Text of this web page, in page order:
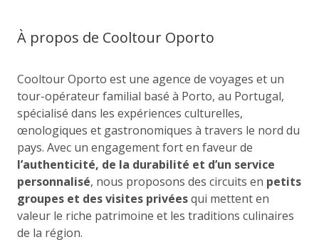
À propos de Cooltour Oporto
Cooltour Oporto est une agence de voyages et un
tour-opérateur familial basé à Porto, au Portugal,
spécialisé dans les expériences culturelles,
œnologiques et gastronomiques à travers le nord du
pays. Avec un engagement fort en faveur de
l’authenticité, de la durabilité et d’un service
personnalisé, nous proposons des circuits en petits
groupes et des visites privéesqui mettent en
valeur le riche patrimoine et les traditions culinaires
de la région.